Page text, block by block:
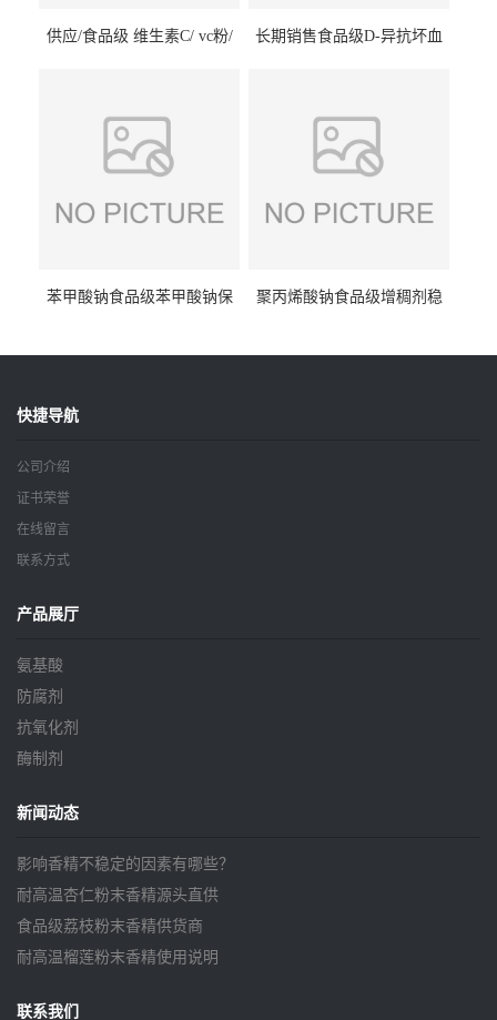
供应/食品级 维生素C/ vc粉/
长期销售食品级D-异抗坏血
苯甲酸钠食品级苯甲酸钠保
聚丙烯酸钠食品级增稠剂稳
快捷导航
公司介绍
证书荣誉
在线留言
联系方式
产品展厅
氨基酸
防腐剂
抗氧化剂
酶制剂
新闻动态
影响香精不稳定的因素有哪些？
耐高温杏仁粉末香精源头直供
食品级荔枝粉末香精供货商
耐高温榴莲粉末香精使用说明
联系我们